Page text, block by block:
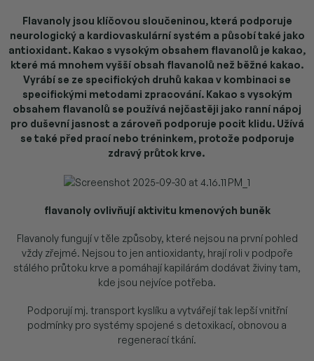
Flavanoly jsou klíčovou sloučeninou, která podporuje
neurologický a kardiovaskulární systém a působí také jako
antioxidant. Kakao s vysokým obsahem flavanolů je kakao,
které má mnohem vyšší obsah flavanolů než běžné kakao.
Vyrábí se ze specifických druhů kakaa v kombinaci se
specifickými metodami zpracování. Kakao s vysokým
obsahem flavanolů se používá nejčastěji jako ranní nápoj
pro duševní jasnost a zároveň podporuje pocit klidu. Užívá
se také před prací nebo tréninkem, protože podporuje
zdravý průtok krve.
flavanoly ovlivňují aktivitu kmenových buněk
Flavanoly fungují v těle způsoby, které nejsou na první pohled
vždy zřejmé. Nejsou to jen antioxidanty, hrají roli v podpoře
stálého průtoku krve a pomáhají kapilárám dodávat živiny tam,
kde jsou nejvíce potřeba.
Podporují mj. transport kyslíku a vytvářejí tak lepší vnitřní
podmínky pro systémy spojené s detoxikací, obnovou a
regenerací tkání.